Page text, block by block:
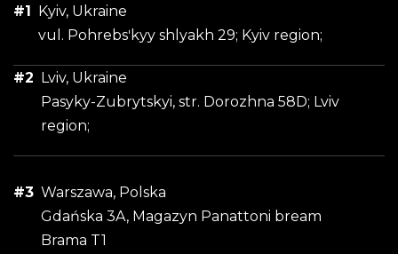
#1 Kyiv, Ukraine
vul. Pohrebsʹkyy shlyakh 29; Kyiv region;
#2 Lviv, Ukraine
Pasyky-Zubrytskyi, str. Dorozhna 58D; Lviv
region;
#3 Warszawa, Polska
Gdańska 3A, Magazyn Panattoni bream
Brama T1